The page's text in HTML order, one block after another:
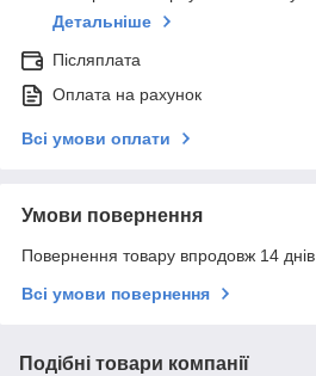
Детальніше
Післяплата
Оплата на рахунок
Всі умови оплати
Умови повернення
Повернення товару впродовж 14
Всі умови повернення
Подібні товари компанії